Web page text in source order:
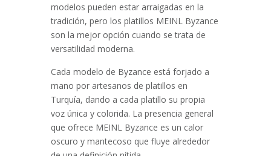
modelos pueden estar arraigadas en la
tradición, pero los platillos MEINL Byzance
son la mejor opción cuando se trata de
versatilidad moderna.
Cada modelo de Byzance está forjado a
mano por artesanos de platillos en
Turquía, dando a cada platillo su propia
voz única y colorida. La presencia general
que ofrece MEINL Byzance es un calor
oscuro y mantecoso que fluye alrededor